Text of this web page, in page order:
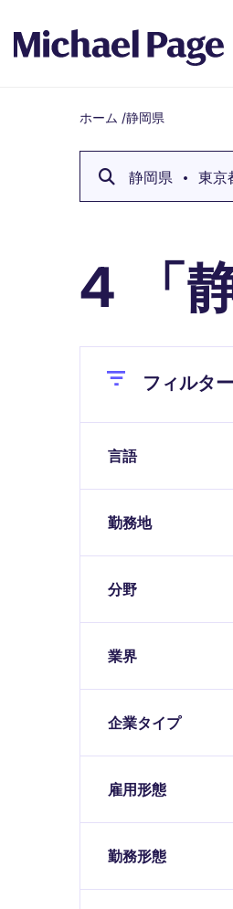
Breadcrumb
ホーム /静岡県
静岡県 東京
4 「
Closeフィルター
言語
勤務地
分野
業界
企業タイプ
雇用形態
勤務形態